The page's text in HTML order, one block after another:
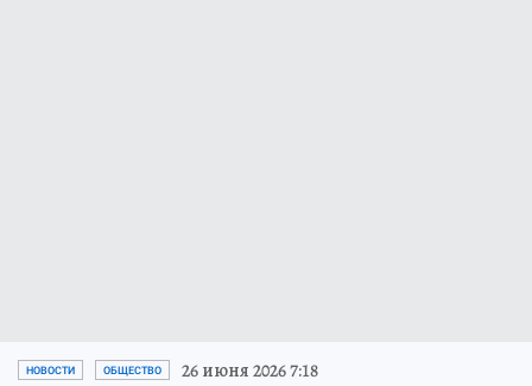
НОВОСТИ ОБЩЕСТВО 26 июня 2026 7:18